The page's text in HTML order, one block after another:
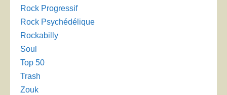
Rock Progressif
Rock Psychédélique
Rockabilly
Soul
Top 50
Trash
Zouk